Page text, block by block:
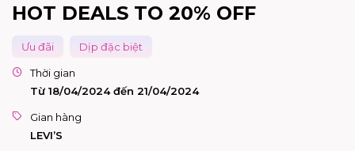
HOT DEALS TO 20% OFF
Ưu đãi Dịp đặc biệt
Thời gian
Từ 18/04/2024 đến 21/04/2024
Gian hàng
LEVI’S